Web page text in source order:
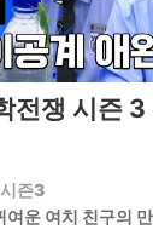
전쟁 시즌 3
시즌3
운 여치 친구의